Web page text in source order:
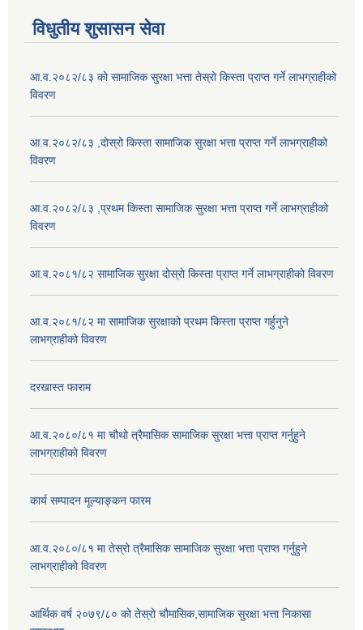
विधुतीय शुसासन सेवा
आ.व.२०८२/८३ को सामाजिक सुरक्षा भत्ता तेस्रो किस्ता प्राप्त गर्ने लाभग्राहीको
विवरण
आ.व.२०८२/८३ ,दोस्रो किस्ता सामाजिक सुरक्षा भत्ता प्राप्त गर्ने लाभग्राहीको
विवरण
आ.व.२०८२/८३ ,प्रथम किस्ता सामाजिक सुरक्षा भत्ता प्राप्त गर्ने लाभग्राहीको
विवरण
आ.व.२०८१/८२ सामाजिक सुरक्षा दोस्रो किस्ता प्राप्त गर्ने लाभग्राहीको विवरण
आ.व.२०८१/८२ मा सामाजिक सुरक्षाको प्रथम किस्ता प्राप्त गर्हुनुने
लाभग्राहीको विवरण
दरखास्त फाराम
आ.व.२०८०/८१ मा चौथो त्रैमासिक सामाजिक सुरक्षा भत्ता प्राप्त गर्नुहुने
लाभग्राहीको विवरण
कार्य सम्पादन मूल्याङ्कन फारम
आ.व.२०८०/८१ मा तेस्रो त्रैमासिक सामाजिक सुरक्षा भत्ता प्राप्त गर्नुहुने
लाभग्राहीको विवरण
आर्थिक वर्ष २०७९/८० को तेस्रो चौमासिक,सामाजिक सुरक्षा भत्ता निकासा